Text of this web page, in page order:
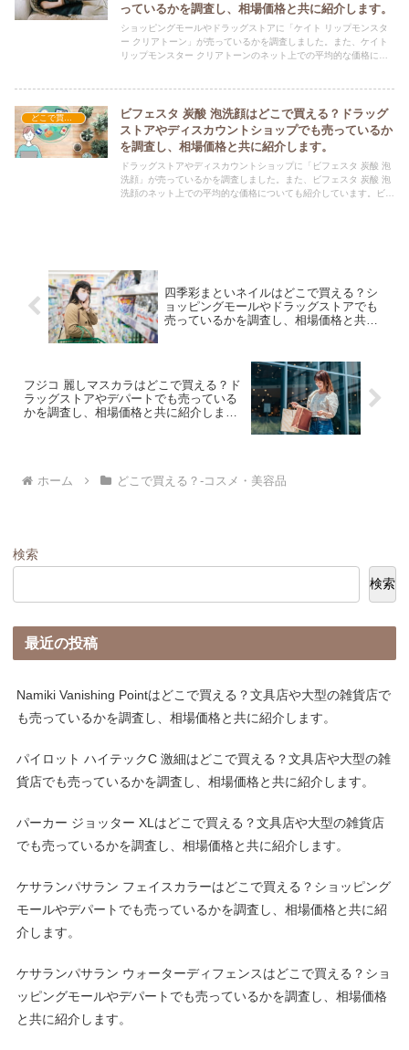
っているかを調査し、相場価格と共に紹介します。
ショッピングモールやドラッグストアに「ケイト リップモンスタ
ー クリアトーン」が売っているかを調査しました。また、ケイト
リップモンスター クリアトーンのネット上での平均的な価格につ
ビフェスタ 炭酸 泡洗顔はどこで買える？ドラッグ
ストアやディスカウントショップでも売っているか
を調査し、相場価格と共に紹介します。
ドラッグストアやディスカウントショップに「ビフェスタ 炭酸 泡
洗顔」が売っているかを調査しました。また、ビフェスタ 炭酸 泡
洗顔のネット上での平均的な価格についても紹介しています。ビフ
四季彩まといネイルはどこで買える？シ
ョッピングモールやドラッグストアでも
売っているかを調査し、相場価格と共に
フジコ 麗しマスカラはどこで買える？ド
ラッグストアやデパートでも売っている
かを調査し、相場価格と共に紹介しま
ホーム どこで買える？-コスメ・美容品
検索
検索
最近の投稿
Namiki Vanishing Pointはどこで買える？文具店や大型の雑貨店で
も売っているかを調査し、相場価格と共に紹介します。
パイロット ハイテックC 激細はどこで買える？文具店や大型の雑
貨店でも売っているかを調査し、相場価格と共に紹介します。
パーカー ジョッター XLはどこで買える？文具店や大型の雑貨店
でも売っているかを調査し、相場価格と共に紹介します。
ケサランパサラン フェイスカラーはどこで買える？ショッピング
モールやデパートでも売っているかを調査し、相場価格と共に紹
介します。
ケサランパサラン ウォーターディフェンスはどこで買える？ショ
ッピングモールやデパートでも売っているかを調査し、相場価格
と共に紹介します。